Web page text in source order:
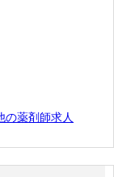
の薬剤師求人